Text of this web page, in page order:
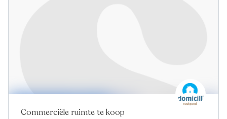
Commerciële ruimte te koop